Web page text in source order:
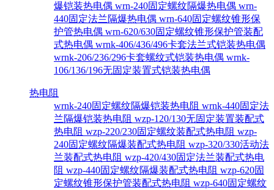
爆铠装热电偶 wrn-240固定螺纹隔爆热电偶 wrn-
440固定法兰隔爆热电偶 wrn-640固定螺纹锥形保
护管热电偶 wrn-620/630固定螺纹锥形保护管装配
式热电偶 wrnk-406/436/496卡套法兰式铠装热电偶
wrnk-206/236/296卡套螺纹式铠装热电偶 wrnk-
106/136/196无固定装置式铠装热电偶
热电阻
wrnk-240固定螺纹隔爆铠装热电阻 wrnk-440固定法
兰隔爆铠装热电阻 wzp-120/130无固定装置装配式
热电阻 wzp-220/230固定螺纹装配式热电阻 wzp-
240固定螺纹隔爆装配式热电阻 wzp-320/330活动法
兰装配式热电阻 wzp-420/430固定法兰装配式热电
阻 wzp-440固定螺纹隔爆装配式热电阻 wzp-620固
定螺纹锥形保护管装配式热电阻 wzp-640固定螺纹